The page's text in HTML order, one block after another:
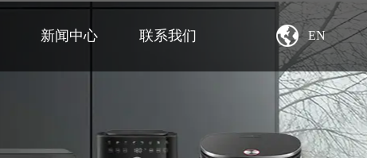
EN
新闻中心 联系我们